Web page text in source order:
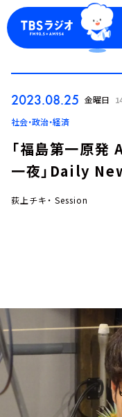
お知らせ
イベント・グ
YouTube
2023.08.25 金曜日
社会・政治・経済
「福島第一原発
一夜」Daily
荻上チキ・ Session